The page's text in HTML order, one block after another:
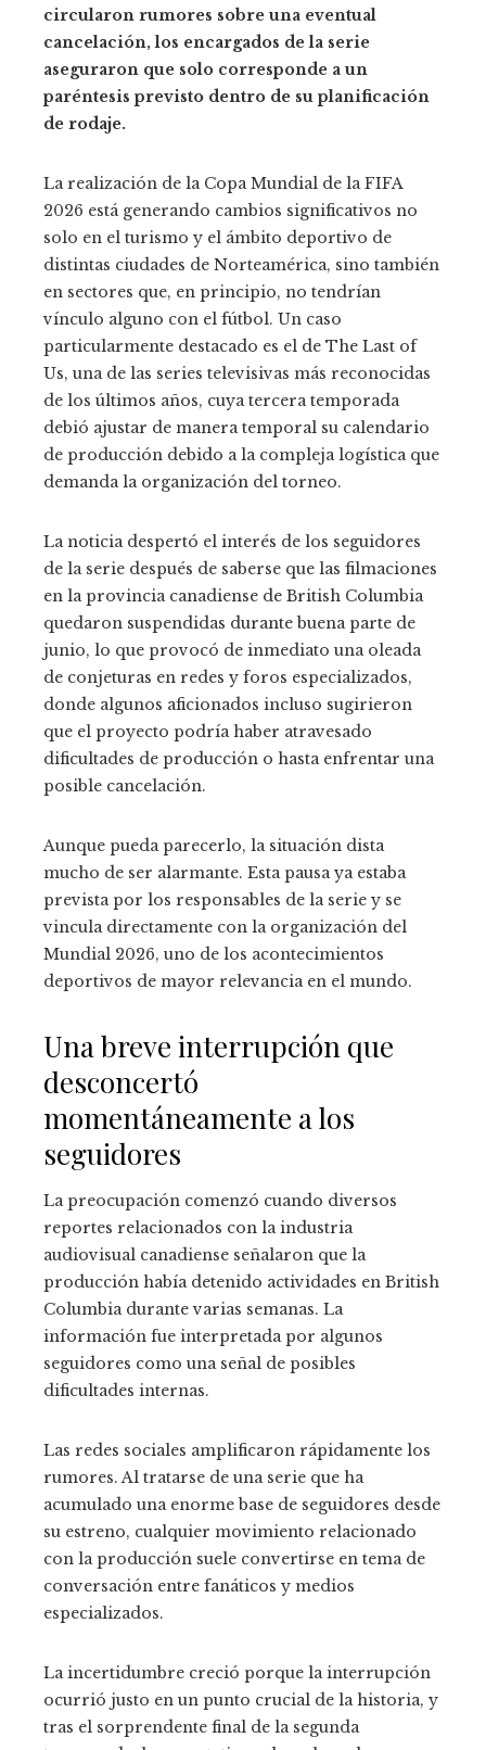
circularon rumores sobre una eventual
cancelación, los encargados de la serie
aseguraron que solo corresponde a un
paréntesis previsto dentro de su planificación
de rodaje.
La realización de la Copa Mundial de la FIFA
2026 está generando cambios significativos no
solo en el turismo y el ámbito deportivo de
distintas ciudades de Norteamérica, sino también
en sectores que, en principio, no tendrían
vínculo alguno con el fútbol. Un caso
particularmente destacado es el de The Last of
Us, una de las series televisivas más reconocidas
de los últimos años, cuya tercera temporada
debió ajustar de manera temporal su calendario
de producción debido a la compleja logística que
demanda la organización del torneo.
La noticia despertó el interés de los seguidores
de la serie después de saberse que las filmaciones
en la provincia canadiense de British Columbia
quedaron suspendidas durante buena parte de
junio, lo que provocó de inmediato una oleada
de conjeturas en redes y foros especializados,
donde algunos aficionados incluso sugirieron
que el proyecto podría haber atravesado
dificultades de producción o hasta enfrentar una
posible cancelación.
Aunque pueda parecerlo, la situación dista
mucho de ser alarmante. Esta pausa ya estaba
prevista por los responsables de la serie y se
vincula directamente con la organización del
Mundial 2026, uno de los acontecimientos
deportivos de mayor relevancia en el mundo.
Una breve interrupción que
desconcertó
momentáneamente a los
seguidores
La preocupación comenzó cuando diversos
reportes relacionados con la industria
audiovisual canadiense señalaron que la
producción había detenido actividades en British
Columbia durante varias semanas. La
información fue interpretada por algunos
seguidores como una señal de posibles
dificultades internas.
Las redes sociales amplificaron rápidamente los
rumores. Al tratarse de una serie que ha
acumulado una enorme base de seguidores desde
su estreno, cualquier movimiento relacionado
con la producción suele convertirse en tema de
conversación entre fanáticos y medios
especializados.
La incertidumbre creció porque la interrupción
ocurrió justo en un punto crucial de la historia, y
tras el sorprendente final de la segunda